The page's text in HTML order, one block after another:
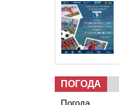
ПОГОДА
Погода